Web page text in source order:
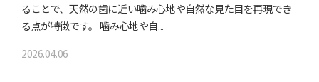
ることで、天然の歯に近い噛み心地や自然な見た目を再現でき
る点が特徴です。 噛み心地や自...
2026.04.06